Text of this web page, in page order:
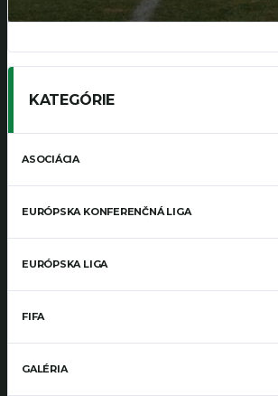
KATEGÓRIE
ASOCIÁCIA
EURÓPSKA KONFERENČNÁ LIGA
EURÓPSKA LIGA
FIFA
GALÉRIA